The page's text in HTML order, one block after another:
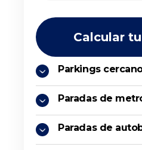
Calcular
Parkings
Paradas de
Paradas de